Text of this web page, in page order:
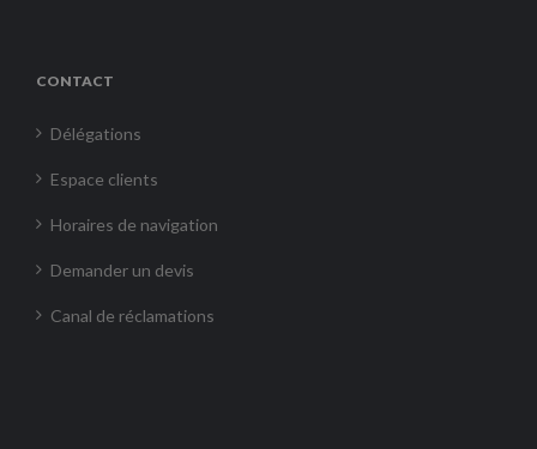
CONTACT
Délégations
Espace clients
Horaires de navigation
Demander un devis
Canal de réclamations